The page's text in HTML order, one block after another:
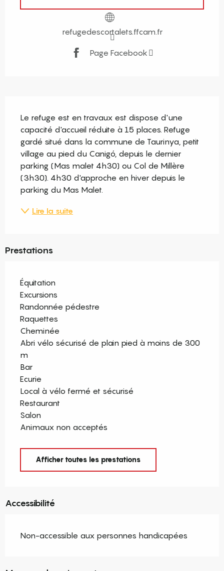
refugedescortalets.ffcam.fr
Page Facebook
Le refuge est en travaux est dispose d'une
capacité d'accueil réduite à 15 places. Refuge
gardé situé dans la commune de Taurinya, petit
village au pied du Canigó, depuis le dernier
parking (Mas malet 4h30) ou Col de Millère
(3h30). 4h30 d'approche en hiver depuis le
parking du Mas Malet.
Lire la suite
Prestations
Équitation
Excursions
Randonnée pédestre
Raquettes
Cheminée
Abri vélo sécurisé de plain pied à moins de 300
m
Bar
Ecurie
Local à vélo fermé et sécurisé
Restaurant
Salon
Animaux non acceptés
Afficher toutes les prestations
Accessibilité
Non-accessible aux personnes handicapées